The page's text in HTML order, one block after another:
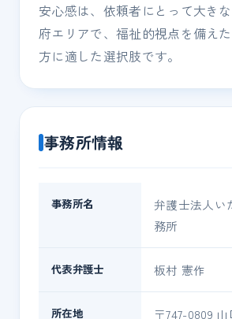
安心感は、依頼者にとって大き
府エリアで、福祉的視点を備え
方に適した選択肢です。
事務所情報
事務所名
弁護士法人い
務所
代表弁護士 板村 憲作
所在地 〒747-0809